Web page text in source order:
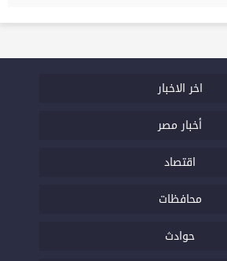
اخر الاخبار
أخبار مصر
اقتصاد
محافظات
حوادث